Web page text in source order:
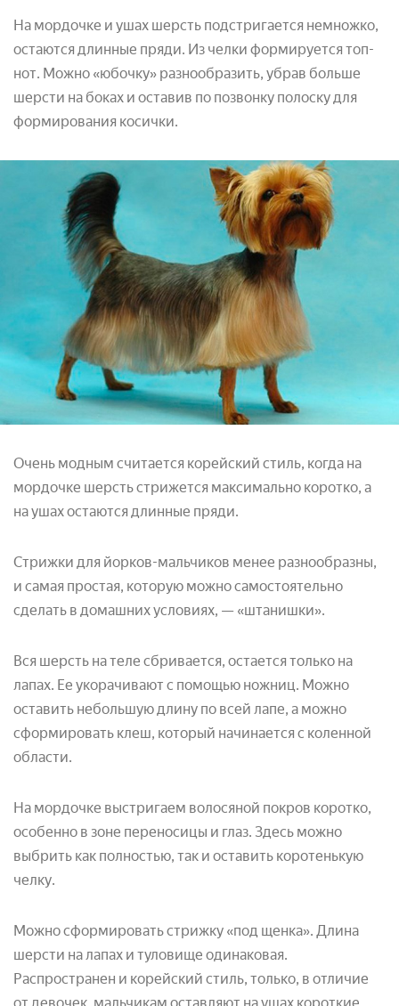
На мордочке и ушах шерсть подстригается немножко,
остаются длинные пряди. Из челки формируется топ-
нот. Можно «юбочку» разнообразить, убрав больше
шерсти на боках и оставив по позвонку полоску для
формирования косички.
Очень модным считается корейский стиль, когда на
мордочке шерсть стрижется максимально коротко, а
на ушах остаются длинные пряди.
Стрижки для йорков-мальчиков менее разнообразны,
и самая простая, которую можно самостоятельно
сделать в домашних условиях, — «штанишки».
Вся шерсть на теле сбривается, остается только на
лапах. Ее укорачивают с помощью ножниц. Можно
оставить небольшую длину по всей лапе, а можно
сформировать клеш, который начинается с коленной
области.
На мордочке выстригаем волосяной покров коротко,
особенно в зоне переносицы и глаз. Здесь можно
выбрить как полностью, так и оставить коротенькую
челку.
Можно сформировать стрижку «под щенка». Длина
шерсти на лапах и туловище одинаковая.
Распространен и корейский стиль, только, в отличие